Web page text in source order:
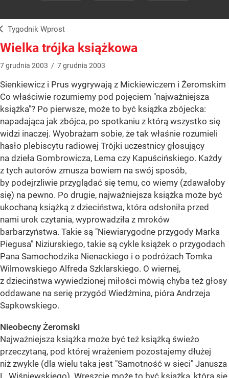
Tygodnik Wprost
Wielka trójka książkowa
7grudnia 2003 / 7grudnia 2003
Sienkiewicz i Prus wygrywają z Mickiewiczem i Żeromskim
Co właściwie rozumiemy pod pojęciem "najważniejsza
książka"? Po pierwsze, może to być książka zbójecka:
napadająca jak zbójca, po spotkaniu z którą wszystko się
widzi inaczej. Wyobrażam sobie, że tak właśnie rozumieli
hasło plebiscytu radiowej Trójki uczestnicy głosujący
na dzieła Gombrowicza, Lema czy Kapuścińskiego. Każdy
z tych autorów zmusza bowiem na swój sposób,
by podejrzliwie przyglądać się temu, co wiemy (zdawałoby
się) na pewno. Po drugie, najważniejsza książka może być
ukochaną książką z dzieciństwa, która odsłoniła przed
nami urok czytania, wyprowadziła z mroków
barbarzyństwa. Takie są "Niewiarygodne przygody Marka
Piegusa" Niziurskiego, takie są cykle książek o przygodach
Pana Samochodzika Nienackiego i o podróżach Tomka
Wilmowskiego Alfreda Szklarskiego. O wiernej,
z dzieciństwa wywiedzionej miłości mówią chyba też głosy
oddawane na serię przygód Wiedźmina, pióra Andrzeja
Sapkowskiego.
Nieobecny Żeromski
Najważniejsza książka może być też książką świeżo
przeczytaną, pod której wrażeniem pozostajemy dłużej
niż zwykle (dla wielu taka jest "Samotność w sieci" Janusza